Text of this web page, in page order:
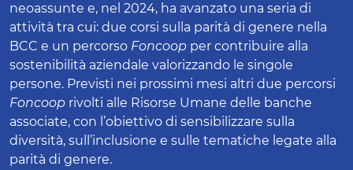
neoassunte e, nel 2024, ha avanzato una seria di
attività tra cui: due corsi sulla parità di genere nella
BCC e un percorso Foncoop per contribuire alla
sostenibilità aziendale valorizzando le singole
persone. Previsti nei prossimi mesi altri due percorsi
Foncoop rivolti alle Risorse Umane delle banche
associate, con l’obiettivo di sensibilizzare sulla
diversità, sull’inclusione e sulle tematiche legate alla
parità di genere.